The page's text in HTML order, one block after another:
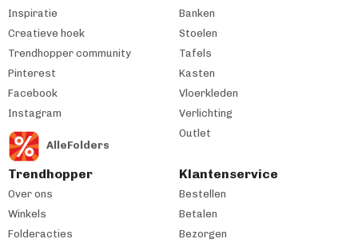
Inspiratie
Creatieve hoek
Trendhopper community
Pinterest
Facebook
Instagram
AlleFolders
Banken
Stoelen
Tafels
Kasten
Vloerkleden
Verlichting
Outlet
Trendhopper
Over ons
Winkels
Folderacties
Klantenservice
Bestellen
Betalen
Bezorgen